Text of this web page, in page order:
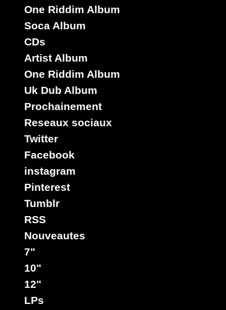
One Riddim Album
Soca Album
CDs
Artist Album
One Riddim Album
Uk Dub Album
Prochainement
Reseaux sociaux
Twitter
Facebook
instagram
Pinterest
Tumblr
RSS
Nouveautes
7"
10"
12"
LPs